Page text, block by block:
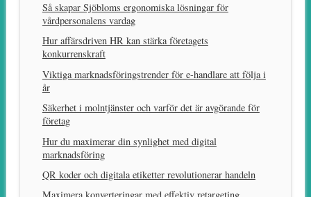
Så skapar Sjöbloms ergonomiska lösningar för
vårdpersonalens vardag
Hur affärsdriven HR kan stärka företagets
konkurrenskraft
Viktiga marknadsföringstrender för e-handlare att följa i
år
Säkerhet i molntjänster och varför det är avgörande för
företag
Hur du maximerar din synlighet med digital
marknadsföring
QR koder och digitala etiketter revolutionerar handeln